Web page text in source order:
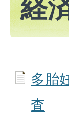
経
多胎
査